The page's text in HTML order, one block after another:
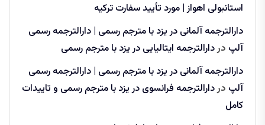
استانبولی اهواز | مورد تأیید سفارت ترکیه
دارالترجمه آلمانی در یزد با مترجم رسمی | دارالترجمه رسمی
آلپ دردارالترجمه ایتالیایی در یزد با مترجم رسمی
دارالترجمه آلمانی در یزد با مترجم رسمی | دارالترجمه رسمی
آلپ دردارالترجمه فرانسوی در یزد با مترجم رسمی و تاییدات
کامل